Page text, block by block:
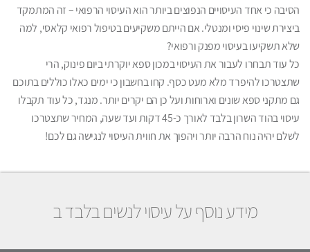
הסיבה כי אחד העיסויים הנפוצים ביותר הוא העיסוי הרפואי – זה המתמקד
ביצירת שינוי פיסי ומנטלי. אם הייתם משקיעים בטיפול רפואי קלאסי, למה
שלא תשקיעו בעיסוי מפנק ורפואי?
כל עוד תבחרו לעבור את העיסוי במכון ספא יוקרתי ביום פינוק, הרי
שתצטרכו להיפרד מלא מעט כסף. קחו בחשבון כי ימים כאלו כוללים בתוכם
גם מתקני ספא שונים וארוחות ועל כן הם יקרים יותר. מנגד, כל עוד תקבלו
עיסוי בהוד השרון בלבד לאורך כ-45 דקות ועד שעה, המחיר שתצטרכו
לשלם יהיה נוח הרבה יותר ויהפוך את חווית העיסוי לנגישה גם לכם!
מידע נוסף על עיסוי לנשים בלבד ב